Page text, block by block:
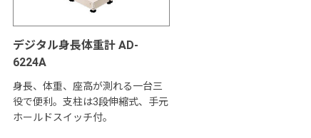
デジタル身長体重計 AD-
6224A
身長、体重、座高が測れる一台三
役で便利。支柱は3段伸縮式、手元
ホールドスイッチ付。